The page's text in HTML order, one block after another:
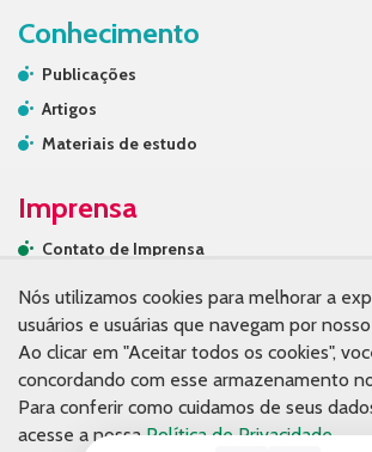
Conhecimento
Publicações
Artigos
Materiais de estudo
Imprensa
Contato de Imprensa
Na mídia
Contato
Nós utilizamos cookies para melhorar a
usuários e usuárias que navegam por
Ao clicar em "Aceitar todos os cookies",
concordando com esse armazenamento
Para conferir como cuidamos de seus
acesse a nossaPolítica de Privacidade.